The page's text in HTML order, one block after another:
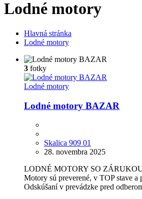
Lodné motory
Hlavná stránka
Lodné motory
3 fotky
Lodné motory
Lodné motory BAZAR
Skalica 909 01
28. novembra 2025
LODNÉ MOTORY SO
Motory sú preverené, v TOP stave a
Odskúšaní v prevádzke pred